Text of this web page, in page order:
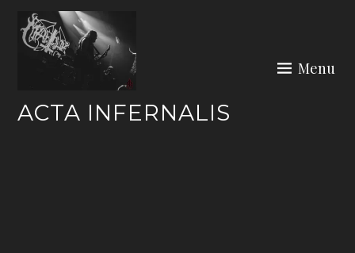
content
ACTA INFERNALIS
Menu